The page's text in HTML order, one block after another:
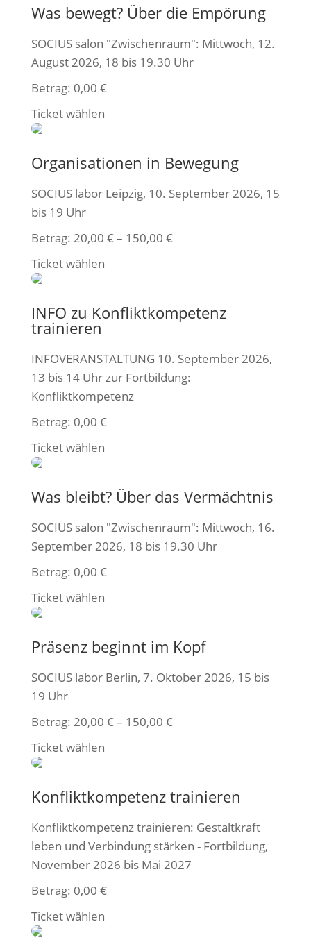
Was bewegt? Über die Empörung
SOCIUS salon "Zwischenraum": Mittwoch, 12.
August 2026, 18 bis 19.30 Uhr
Betrag: 0,00 €
Ticket wählen
Organisationen in Bewegung
SOCIUS labor Leipzig, 10. September 2026, 15
bis 19 Uhr
Betrag: 20,00 €– 150,00 €
Ticket wählen
INFO zu Konfliktkompetenz
trainieren
INFOVERANSTALTUNG 10. September 2026,
13 bis 14 Uhr zur Fortbildung:
Konfliktkompetenz
Betrag: 0,00 €
Ticket wählen
Was bleibt? Über das Vermächtnis
SOCIUS salon "Zwischenraum": Mittwoch, 16.
September 2026, 18 bis 19.30 Uhr
Betrag: 0,00 €
Ticket wählen
Präsenz beginnt im Kopf
SOCIUS labor Berlin, 7. Oktober 2026, 15 bis
19 Uhr
Betrag: 20,00 €– 150,00 €
Ticket wählen
Konfliktkompetenz trainieren
Konfliktkompetenz trainieren: Gestaltkraft
leben und Verbindung stärken - Fortbildung,
November 2026 bis Mai 2027
Betrag: 0,00 €
Ticket wählen